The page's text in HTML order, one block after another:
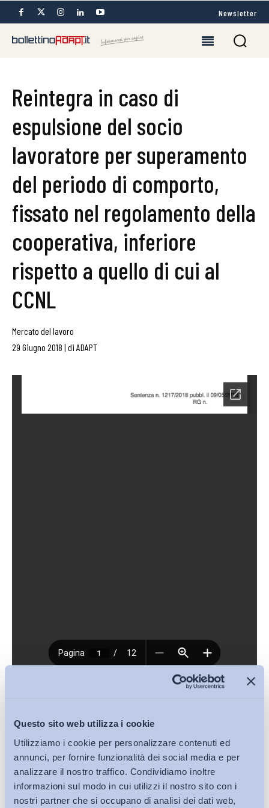
Questo sito web utilizza i cookie
Utilizziamo i cookie per personalizzare contenuti ed
annunci, per fornire funzionalità dei social media e per
analizzare il nostro traffico. Condividiamo inoltre
informazioni sul modo in cui utilizzi il nostro sito con i
nostri partner che si occupano di analisi dei dati web,
Newsletter
Reintegra in caso di
espulsione del socio
lavoratore per superamento
del periodo di comporto,
fissato nel regolamento della
cooperativa, inferiore
rispetto a quello di cui al
CCNL
Mercato del lavoro
29 Giugno 2018 | di ADAPT
Condividi su: